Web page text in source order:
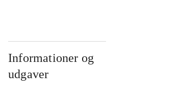
Informationer og
udgaver